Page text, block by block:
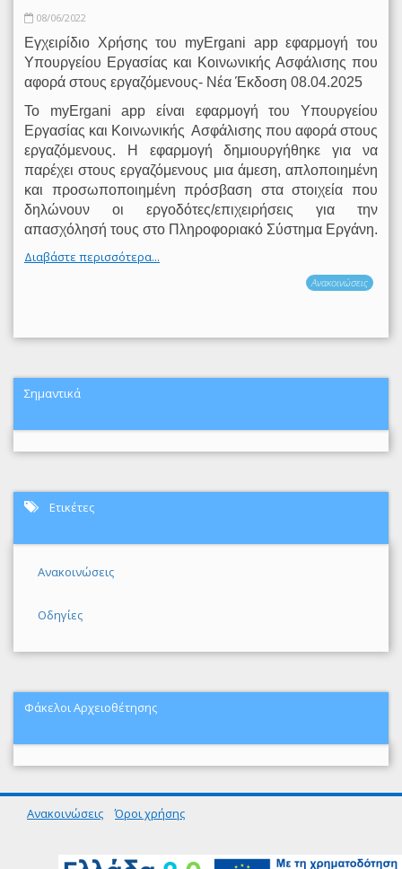
08/06/2022
Εγχειρίδιο Χρήσης του myΕrgani app εφαρμογή του
Υπουργείου Εργασίας και Κοινωνικής Ασφάλισης που
αφορά στους εργαζόμενους- Νέα Έκδοση 08.04.2025
Το myΕrgani app είναι εφαρμογή του Υπουργείου
Εργασίας και Κοινωνικής Ασφάλισης που αφορά στους
εργαζόμενους. Η εφαρμογή δημιουργήθηκε για να
παρέχει στους εργαζόμενους μια άμεση, απλοποιημένη
και προσωποποιημένη πρόσβαση στα στοιχεία που
δηλώνουν οι εργοδότες/επιχειρήσεις για την
απασχόλησή τους στο Πληροφοριακό Σύστημα Εργάνη.
Διαβάστε περισσότερα...
Ανακοινώσεις
Σημαντικά
Ετικέτες
Ανακοινώσεις
Οδηγίες
Φάκελοι Αρχειοθέτησης
Ανακοινώσεις Όροι χρήσης